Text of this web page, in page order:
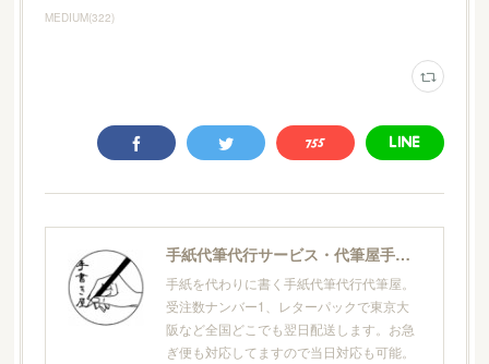
MEDIUM(322)
手紙代筆代行サービス・代筆屋手書き屋®
手紙を代わりに書く手紙代筆代行代筆屋。
受注数ナンバー1、レターパックで東京大
阪など全国どこでも翌日配送します。お急
ぎ便も対応してますので当日対応も可能。